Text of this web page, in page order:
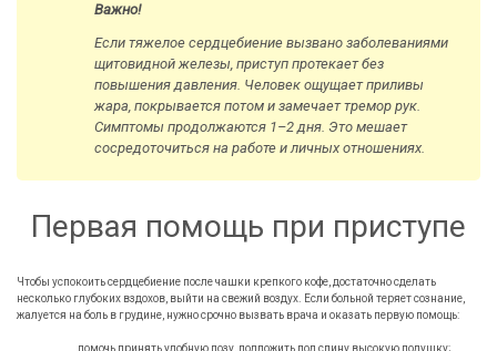
Важно!
Если тяжелое сердцебиение вызвано заболеваниями
щитовидной железы, приступ протекает без
повышения давления. Человек ощущает приливы
жара, покрывается потом и замечает тремор рук.
Симптомы продолжаются 1–2 дня. Это мешает
сосредоточиться на работе и личных отношениях.
Первая помощь при приступе
Чтобы успокоить сердцебиение после чашки крепкого кофе, достаточно сделать
несколько глубоких вздохов, выйти на свежий воздух. Если больной теряет сознание,
жалуется на боль в грудине, нужно срочно вызвать врача и оказать первую помощь:
помочь принять удобную позу, подложить под спину высокую подушку;